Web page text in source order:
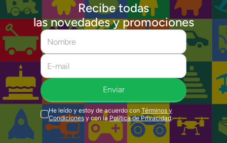
Recibe todas
las novedades y promociones
Enviar
He leído y estoy de acuerdo con Términos y
Condiciones y con la Política de Privacidad.